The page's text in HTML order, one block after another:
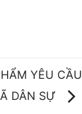
YÊU CẦU
DÂN SỰ